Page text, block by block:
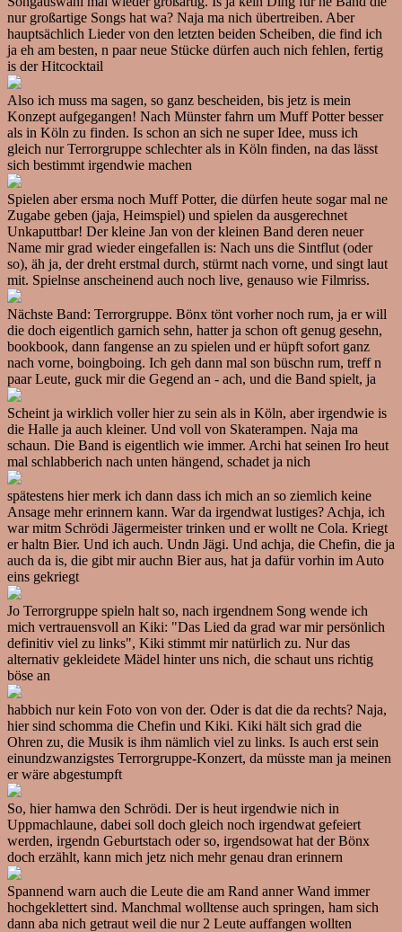
nur großartige Songs hat wa? Naja ma nich übertreiben. Aber
hauptsächlich Lieder von den letzten beiden Scheiben, die find ich
ja eh am besten, n paar neue Stücke dürfen auch nich fehlen, fertig
is der Hitcocktail
Also ich muss ma sagen, so ganz bescheiden, bis jetz is mein
Konzept aufgegangen! Nach Münster fahrn um Muff Potter besser
als in Köln zu finden. Is schon an sich ne super Idee, muss ich
gleich nur Terrorgruppe schlechter als in Köln finden, na das lässt
sich bestimmt irgendwie machen
Spielen aber ersma noch Muff Potter, die dürfen heute sogar mal ne
Zugabe geben (jaja, Heimspiel) und spielen da ausgerechnet
Unkaputtbar! Der kleine Jan von der kleinen Band deren neuer
Name mir grad wieder eingefallen is: Nach uns die Sintflut (oder
so), äh ja, der dreht erstmal durch, stürmt nach vorne, und singt laut
mit. Spielnse anscheinend auch noch live, genauso wie Filmriss.
Nächste Band: Terrorgruppe. Bönx tönt vorher noch rum, ja er will
die doch eigentlich garnich sehn, hatter ja schon oft genug gesehn,
bookbook, dann fangense an zu spielen und er hüpft sofort ganz
nach vorne, boingboing. Ich geh dann mal son büschn rum, treff n
paar Leute, guck mir die Gegend an - ach, und die Band spielt, ja
Scheint ja wirklich voller hier zu sein als in Köln, aber irgendwie is
die Halle ja auch kleiner. Und voll von Skaterampen. Naja ma
schaun. Die Band is eigentlich wie immer. Archi hat seinen Iro heut
mal schlabberich nach unten hängend, schadet ja nich
spätestens hier merk ich dann dass ich mich an so ziemlich keine
Ansage mehr erinnern kann. War da irgendwat lustiges? Achja, ich
war mitm Schrödi Jägermeister trinken und er wollt ne Cola. Kriegt
er haltn Bier. Und ich auch. Undn Jägi. Und achja, die Chefin, die ja
auch da is, die gibt mir auchn Bier aus, hat ja dafür vorhin im Auto
eins gekriegt
Jo Terrorgruppe spieln halt so, nach irgendnem Song wende ich
mich vertrauensvoll an Kiki: "Das Lied da grad war mir persönlich
definitiv viel zu links", Kiki stimmt mir natürlich zu. Nur das
alternativ gekleidete Mädel hinter uns nich, die schaut uns richtig
böse an
habbich nur kein Foto von von der. Oder is dat die da rechts? Naja,
hier sind schomma die Chefin und Kiki. Kiki hält sich grad die
Ohren zu, die Musik is ihm nämlich viel zu links. Is auch erst sein
einundzwanzigstes Terrorgruppe-Konzert, da müsste man ja meinen
er wäre abgestumpft
So, hier hamwa den Schrödi. Der is heut irgendwie nich in
Uppmachlaune, dabei soll doch gleich noch irgendwat gefeiert
werden, irgendn Geburtstach oder so, irgendsowat hat der Bönx
doch erzählt, kann mich jetz nich mehr genau dran erinnern
Spannend warn auch die Leute die am Rand anner Wand immer
hochgeklettert sind. Manchmal wolltense auch springen, ham sich
dann aba nich getraut weil die nur 2 Leute auffangen wollten